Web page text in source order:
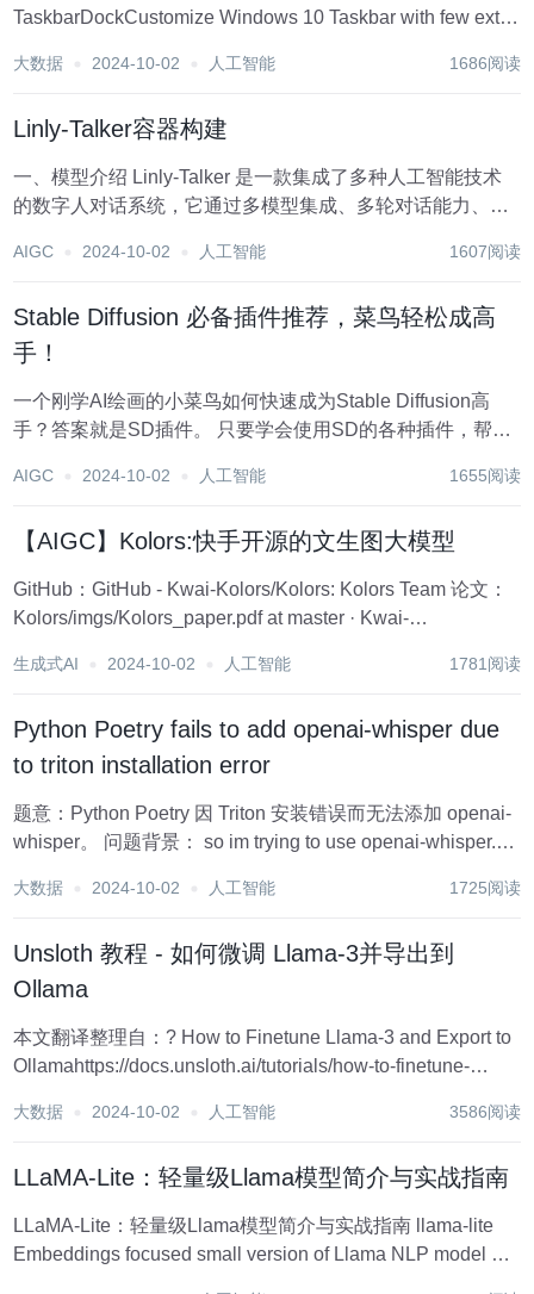
TaskbarDockCustomize Windows 10 Taskbar with few extra
大数据 2024-10-02 人工智能 1686阅读
Linly-Talker容器构建
一、模型介绍 Linly-Talker 是一款集成了多种人工智能技术
的数字人对话系统，它通过多模型集成、多轮对话能力、语
的交互体验。 二、特点 智能和个性化 ：系统不仅能够理解
AIGC 2024-10-02 人工智能 1607阅读
Stable Diffusion 必备插件推荐，菜鸟轻松成高
手！
一个刚学AI绘画的小菜鸟如何快速成为Stable Diffusion高
手？答案就是SD插件。 只要学会使用SD的各种插件，帮你
指定人物pose，图片微调等等都可以轻松搞定，善用插件是
AIGC 2024-10-02 人工智能 1655阅读
【AIGC】Kolors:快手开源的文生图大模型
GitHub：GitHub - Kwai-Kolors/Kolors: Kolors Team 论文：
Kolors/imgs/Kolors_paper.pdf at master · Kwai-
生成式AI 2024-10-02 人工智能 1781阅读
Python Poetry fails to add openai-whisper due
to triton installation error
题意：Python Poetry 因 Triton 安装错误而无法添加 openai-
whisper。 问题背景： so im trying to use openai-whisper.
大数据 2024-10-02 人工智能 1725阅读
Unsloth 教程 - 如何微调 Llama-3并导出到
Ollama
本文翻译整理自：? How to Finetune Llama-3 and Export to
Ollamahttps://docs.unsloth.ai/tutorials/how-to-finetune-
大数据 2024-10-02 人工智能 3586阅读
LLaMA-Lite：轻量级Llama模型简介与实战指南
LLaMA-Lite：轻量级Llama模型简介与实战指南 llama-lite
Embeddings focused small version of Llama NLP model 项